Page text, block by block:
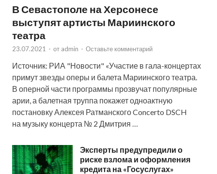
В Севастополе на Херсонесе
выступят артисты Мариинского
театра
23.07.2021 - от admin - Оставьте комментарий
Источник: РИА "Новости" «Участие в гала-концертах
примут звезды оперы и балета Мариинского театра.
В оперной части программы прозвучат популярные
арии, а балетная труппа покажет одноактную
постановку Алексея Ратманского Concerto DSCH
на музыку концерта № 2 Дмитрия …
Эксперты предупредили о
риске взлома и оформления
кредита на «Госуслугах»